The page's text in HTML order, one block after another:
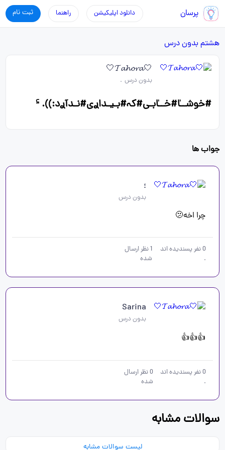
پرسان ثبت نام راهنما دانلود اپلیکیشن
هشتم بدون درس
🤍𝓣𝓪𝓱𝓸𝓻𝓪🤍
بدون درس .
#‌خوشــٰا#خــٰابـی#کہ#بـیـداࢪی#نـدآࢪد:)). ꜃
جواب ها
؛ ‌‌‌
بدون درس
چرا اخه🫤
0نفر پسندیده اند
.
1نظر ارسال
شده
Sarina
بدون درس
👍👍👍
0نفر پسندیده اند
.
0نظر ارسال
شده
سوالات مشابه
لیست سوالات مشابه